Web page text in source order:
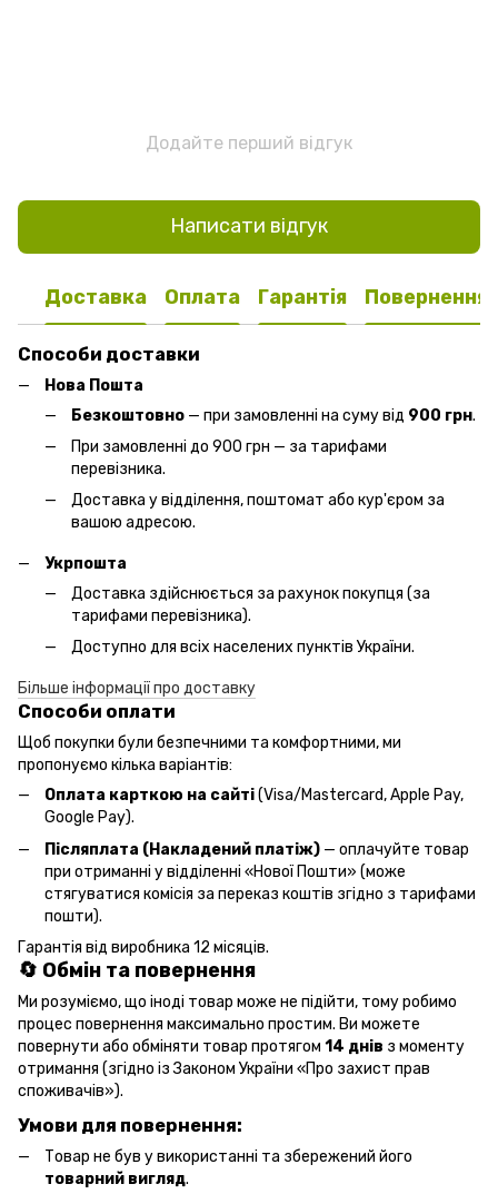
Додайте перший відгук
Написати відгук
Доставка Оплата Гарантія Повернення
Способи доставки
Нова Пошта
Безкоштовно — при замовленні на суму від 900 грн.
При замовленні до 900 грн — за тарифами
перевізника.
Доставка у відділення, поштомат або кур'єром за
вашою адресою.
Укрпошта
Доставка здійснюється за рахунок покупця (за
тарифами перевізника).
Доступно для всіх населених пунктів України.
Більше інформації про доставку
Способи оплати
Щоб покупки були безпечними та комфортними, ми
пропонуємо кілька варіантів:
Оплата карткою на сайті(Visa/Mastercard, Apple Pay,
Google Pay).
Післяплата (Накладений платіж) — оплачуйте товар
при отриманні у відділенні «Нової Пошти» (може
стягуватися комісія за переказ коштів згідно з тарифами
пошти).
Гарантія від виробника 12 місяців.
🔄 Обмін та повернення
Ми розуміємо, що іноді товар може не підійти, тому робимо
процес повернення максимально простим. Ви можете
повернути або обміняти товар протягом 14 днів з моменту
отримання (згідно із Законом України «Про захист прав
споживачів»).
Умови для повернення:
Товар не був у використанні та збережений його
товарний вигляд.